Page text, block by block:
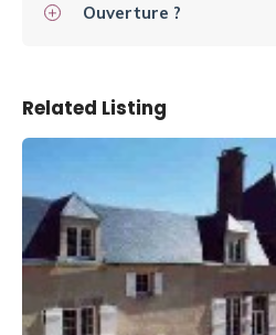
Ouverture ?
Related Listing